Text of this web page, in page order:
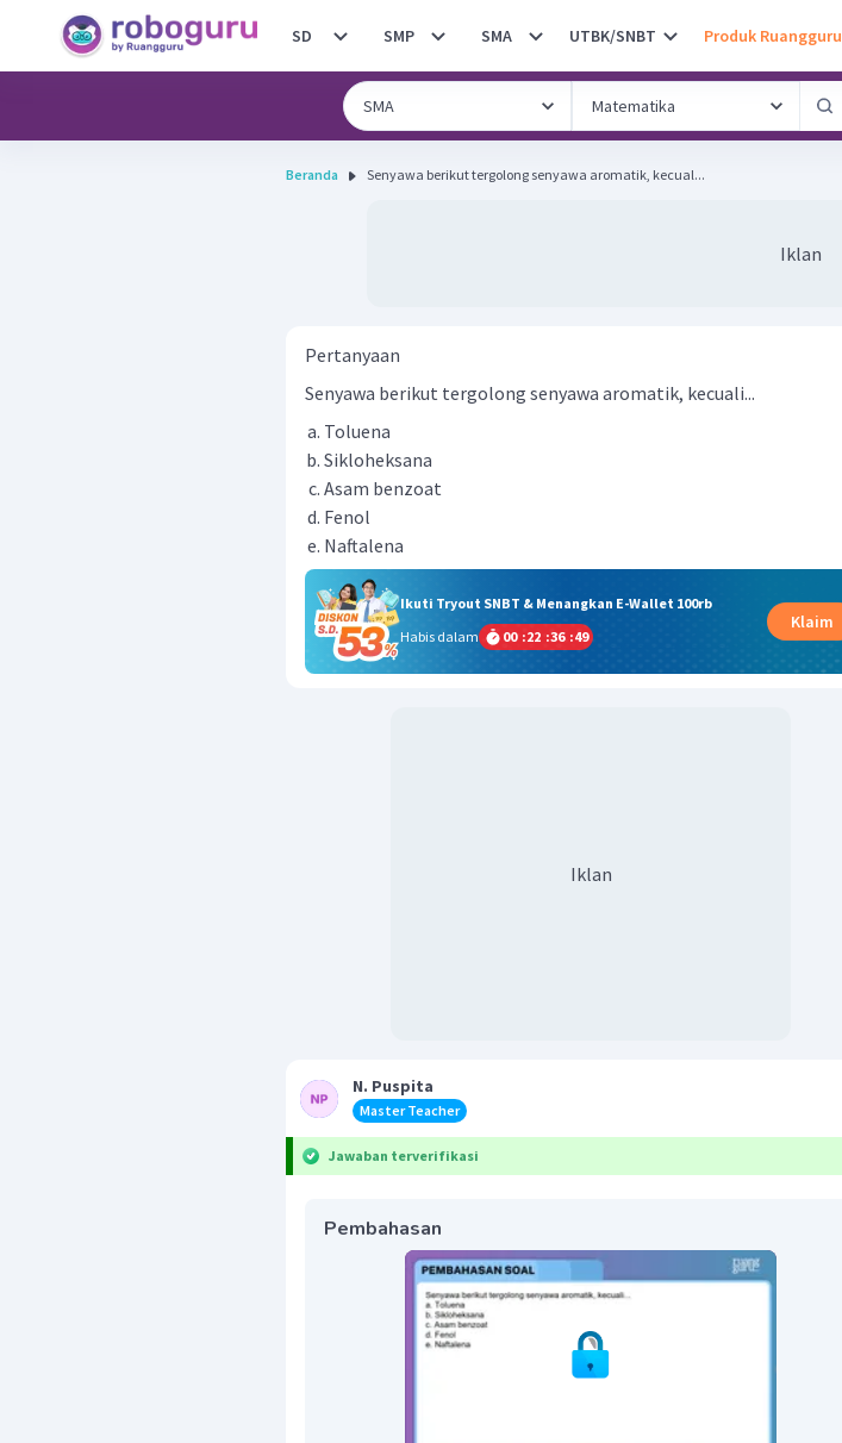
SD SMP SMA UTBK/SNBT Produk Ruangguru
Beranda Senyawa berikut tergolong senyawa aromatik, kecual...
Iklan
Pertanyaan
Senyawa berikut tergolong senyawa aromatik, kecuali...
Toluena
Sikloheksana
Asam benzoat
Fenol
Naftalena
Ikuti Tryout SNBT & Menangkan E-Wallet 100rb
Habis dalam
00 :22 :36 :49
Klaim
Iklan
N. Puspita
Master Teacher
Jawaban terverifikasi
Pembahasan